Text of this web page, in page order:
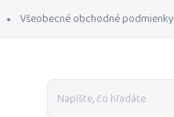
Všeobecné obchodné podmienky